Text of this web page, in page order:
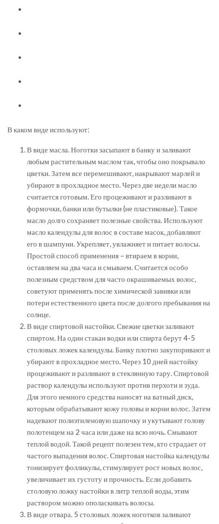
В каком виде используют:
В виде масла. Ноготки засыпают в банку и заливают
любым растительным маслом так, чтобы оно покрывало
цветки. Затем все перемешивают, накрывают марлей и
убирают в прохладное место. Через две недели масло
считается готовым. Его процеживают и разливают в
формочки, банки или бутылки (не пластиковые). Такое
масло долго сохраняет полезные свойства. Используют
масло календулы для волос в составе масок, добавляют
его в шампуни. Укрепляет, увлажняет и питает волосы.
Простой способ применения – втираем в корни,
оставляем на два часа и смываем. Считается особо
полезным средством для часто окрашиваемых волос,
советуют применять после химической завивки или
потери естественного цвета после долгого пребывания на
солнце.
В виде спиртовой настойки. Свежие цветки заливают
спиртом. На один стакан водки или спирта берут 4-5
столовых ложек календулы. Банку плотно закупоривают и
убирают в прохладное место. Через 10 дней настойку
процеживают и разливают в стеклянную тару. Спиртовой
раствор календулы используют против перхоти и зуда.
Для этого немного средства наносят на ватный диск,
которым обрабатывают кожу головы и корни волос. Затем
надевают полиэтиленовую шапочку и укутывают голову
полотенцем на 2 часа или даже на всю ночь. Смывают
теплой водой. Такой рецепт полезен тем, кто страдает от
частого выпадения волос. Спиртовая настойка календулы
тонизирует фолликулы, стимулирует рост новых волос,
увеличивает их густоту и прочность. Если добавить
столовую ложку настойки в литр теплой воды, этим
раствором можно ополаскивать волосы.
В виде отвара. 5 столовых ложек ноготков заливают